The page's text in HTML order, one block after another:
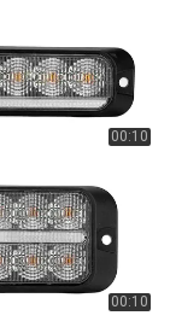
00:10
00:10